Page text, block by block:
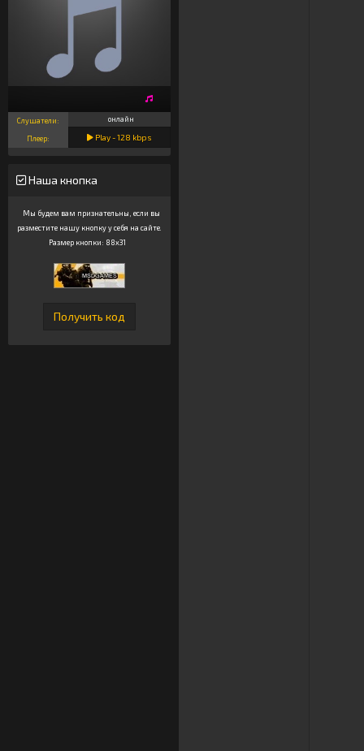
Слушатели: онлайн
Плеер: Play -128 kbps
Наша кнопка
Мы будем вам признательны, если вы
разместите нашу кнопку у себя на сайте.
Размер кнопки: 88x31